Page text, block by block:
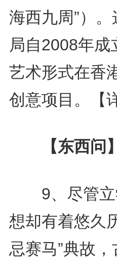
海西九周”）
局自2008年
艺术形式在香
创意项目。
【
【东西问】
9、尽管立
想却有着悠久
忌赛马”典故